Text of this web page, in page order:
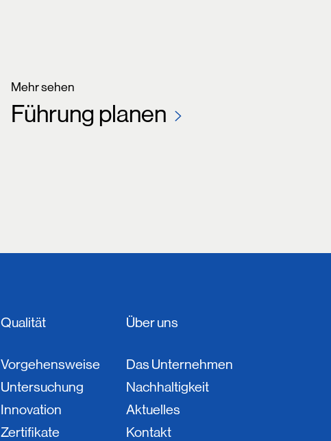
Mehr sehen
Führung planen
Qualität
Vorgehensweise
Untersuchung
Innovation
Zertifikate
Über uns
Das Unternehmen
Nachhaltigkeit
Aktuelles
Kontakt